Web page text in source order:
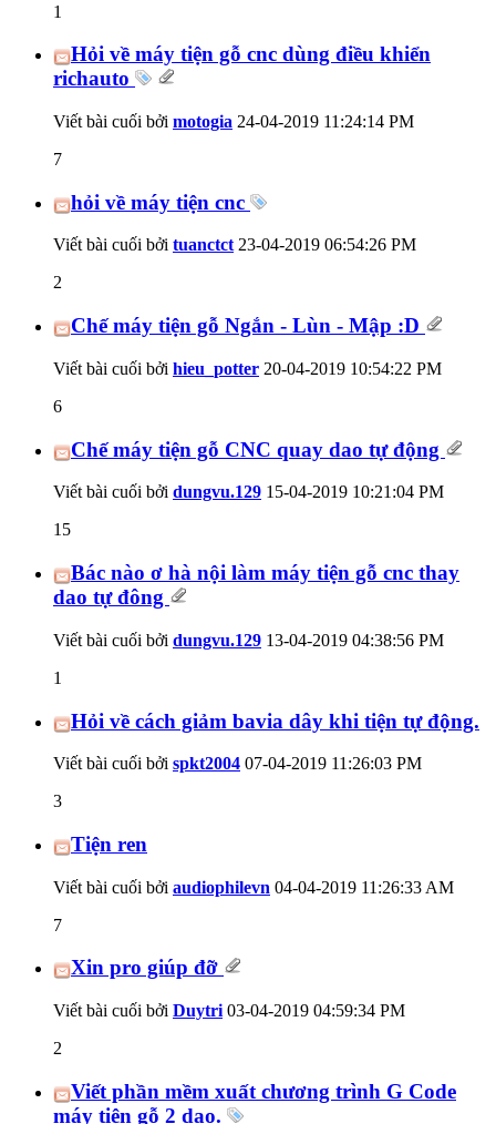
1
Hỏi về máy tiện gỗ cnc dùng điều khiển
richauto
Viết bài cuối bởi motogia 24-04-2019 11:24:14 PM
7
hỏi về máy tiện cnc
Viết bài cuối bởi tuanctct23-04-2019 06:54:26 PM
2
Chế máy tiện gỗ Ngắn - Lùn - Mập :D
Viết bài cuối bởi hieu_potter 20-04-2019 10:54:22 PM
6
Chế máy tiện gỗ CNC quay dao tự động
Viết bài cuối bởi dungvu.129 15-04-2019 10:21:04 PM
15
Bác nào ơ hà nội làm máy tiện gỗ cnc thay
dao tự đông
Viết bài cuối bởi dungvu.129 13-04-2019 04:38:56 PM
1
Hỏi về cách giảm bavia dây khi tiện tự động.
Viết bài cuối bởi spkt2004 07-04-2019 11:26:03 PM
3
Tiện ren
Viết bài cuối bởi audiophilevn 04-04-2019 11:26:33 AM
7
Xin pro giúp đỡ
Viết bài cuối bởi Duytri 03-04-2019 04:59:34 PM
2
Viết phần mềm xuất chương trình G Code
máy tiện gỗ 2 dao.